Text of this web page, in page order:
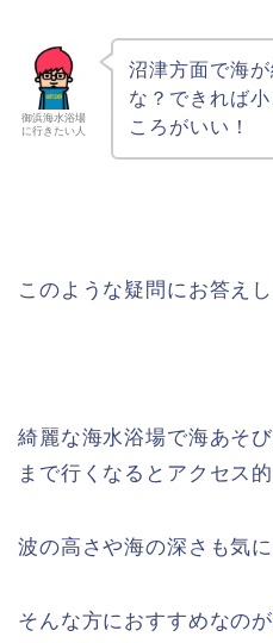
御浜海水浴場
に行きたい人
沼津方面で海
な？できれば
ころがいい！
このような疑問にお答えし
綺麗な海水浴場で海あそ
まで行くなるとアクセス
波の高さや海の深さも気
そんな方におすすめなのが